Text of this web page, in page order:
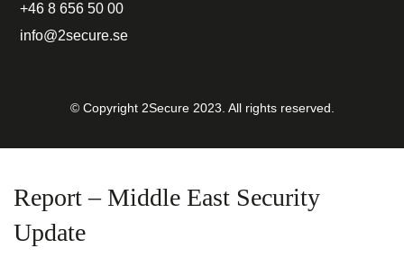
+46 8 656 50 00
info@2secure.se
© Copyright 2Secure 2023. All rights reserved.
Report – Middle East Security
Update